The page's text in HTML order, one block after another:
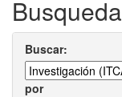
Busqueda
Buscar:
por